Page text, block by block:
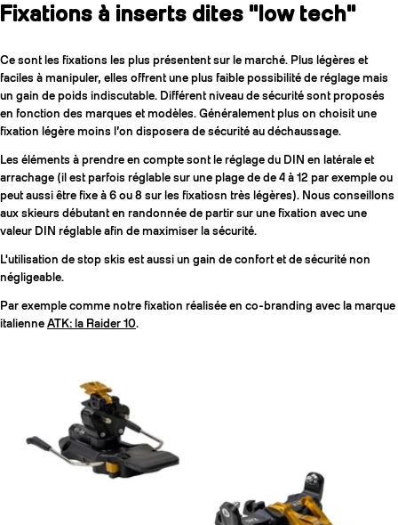
Fixations à inserts dites "low tech"
Ce sont les fixations les plus présentent sur le marché. Plus légères et
faciles à manipuler, elles offrent une plus faible possibilité de réglage mais
un gain de poids indiscutable. Différent niveau de sécurité sont proposés
en fonction des marques et modèles. Généralement plus on choisit une
fixation légère moins l’on disposera de sécurité au déchaussage.
Les éléments à prendre en compte sont le réglage du DIN en latérale et
arrachage (il est parfois réglable sur une plage de de 4 à 12 par exemple ou
peut aussi être fixe à 6 ou 8 sur les fixatiosn très légères). Nous conseillons
aux skieurs débutant en randonnée de partir sur une fixation avec une
valeur DIN réglable afin de maximiser la sécurité.
L'utilisation de stop skis est aussi un gain de confort et de sécurité non
négligeable.
Par exemple comme notre fixation réalisée en co-branding avec la marque
italienne ATK: la Raider 10.